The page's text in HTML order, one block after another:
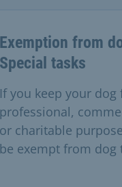
Exemption from
Special tasks
If you keep your dog
professional,
or charitable
be exempt from dog